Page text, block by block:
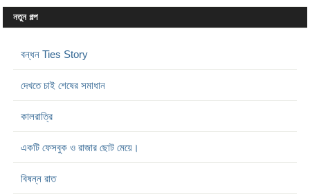
নতুন গল্প
বন্ধন Ties Story
দেখতে চাই শেষের সমাধান
কালরাত্রি
একটি ফেসবুক ও রাজার ছোট মেয়ে।
বিষন্ন রাত